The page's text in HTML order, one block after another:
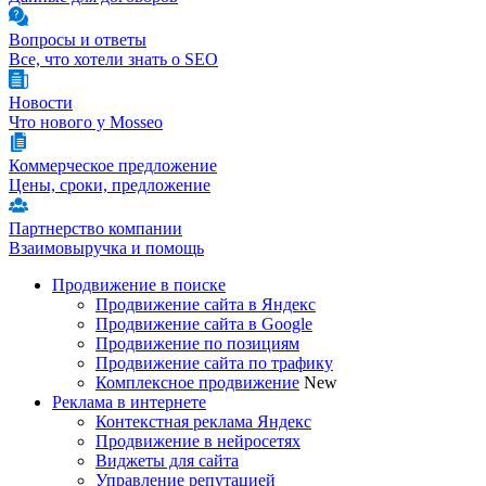
Вопросы и ответы
Все, что хотели знать о SEO
Новости
Что нового у Mosseo
Коммерческое предложение
Цены, сроки, предложение
Партнерство компании
Взаимовыручка и помощь
Продвижение в поиске
Продвижение сайта в Яндекс
Продвижение сайта в Google
Продвижение по позициям
Продвижение сайта по трафику
Комплексное продвижение New
Реклама в интернете
Контекстная реклама Яндекс
Продвижение в нейросетях
Виджеты для сайта
Управление репутацией